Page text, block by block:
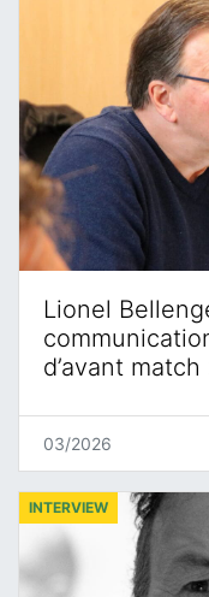
Lionel
d’avant match
03/2026
INTERVIEW